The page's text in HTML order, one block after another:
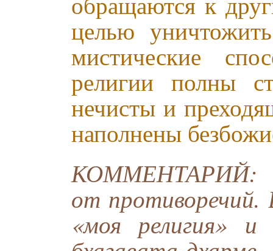
целью
мистические
религии полны
нечисты и
наполнены
КОММЕНТАРИЙ:
от
«моя религия» и